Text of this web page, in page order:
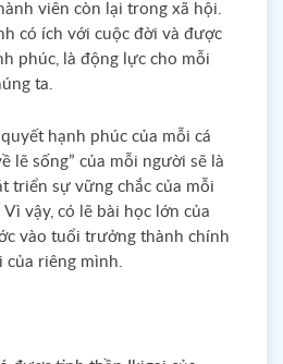
viên còn lại trong xã hội.
có ích với cuộc đời và được
phúc, là động lực cho mỗi
ta.
hạnh phúc của mỗi cá
lẽ sống” của mỗi người sẽ là
triển sự vững chắc của mỗi
vậy, có lẽ bài học lớn của
vào tuổi trưởng thành chính
của riêng mình.